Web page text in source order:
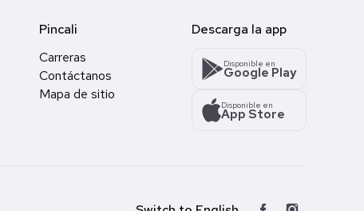
Pincali
Carreras
Contáctanos
Mapa de sitio
Descarga la app
Disponible en
Google Play
Disponible en
App Store